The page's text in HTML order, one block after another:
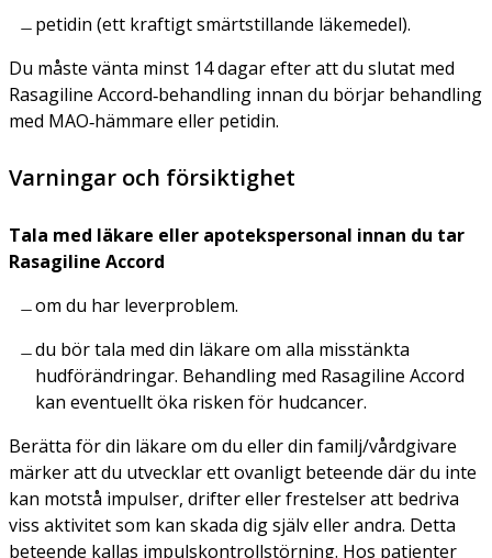
petidin (ett kraftigt smärtstillande läkemedel).
Du måste vänta minst 14 dagar efter att du slutat med
Rasagiline Accord‑behandling innan du börjar behandling
med MAO‑hämmare eller petidin.
Varningar och försiktighet
Tala med läkare eller apotekspersonal innan du tar
Rasagiline Accord
om du har leverproblem.
du bör tala med din läkare om alla misstänkta
hudförändringar. Behandling med Rasagiline Accord
kan eventuellt öka risken för hudcancer.
Berätta för din läkare om du eller din familj/vårdgivare
märker att du utvecklar ett ovanligt beteende där du inte
kan motstå impulser, drifter eller frestelser att bedriva
viss aktivitet som kan skada dig själv eller andra. Detta
beteende kallas impulskontrollstörning. Hos patienter